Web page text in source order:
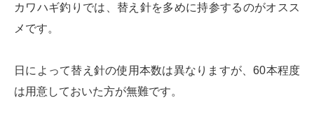
カワハギ釣りでは、替え針を多めに持参するのがオスス
メです。
日によって替え針の使用本数は異なりますが、60本程度
は用意しておいた方が無難です。